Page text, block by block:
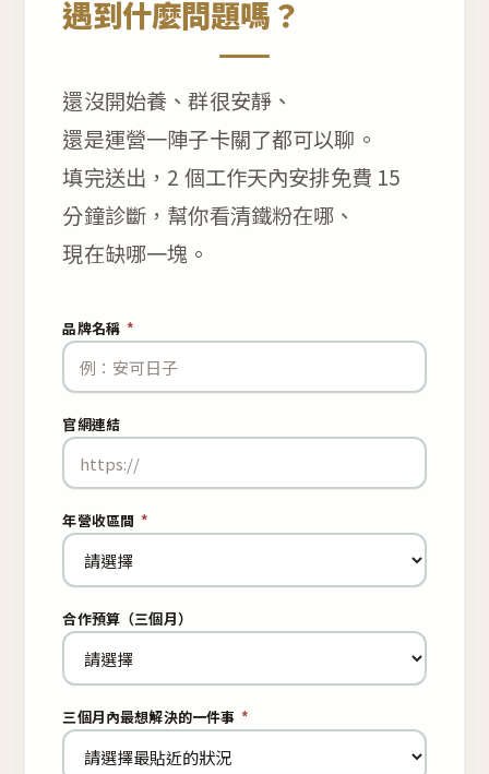
遇到什麼問題嗎？
還沒開始養、群很安靜、
還是運營一陣子卡關了都可以聊。
填完送出，2 個工作天內安排免費 15
分鐘診斷，幫你看清鐵粉在哪、
現在缺哪一塊。
品牌名稱 *
官網連結
年營收區間 *
合作預算（三個月）
三個月內最想解決的一件事 *